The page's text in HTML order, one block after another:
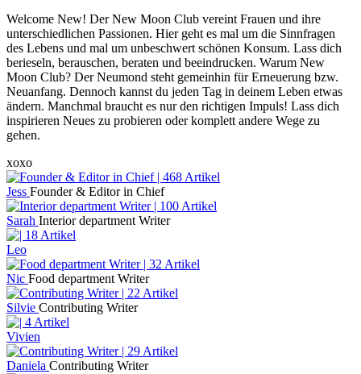
Welcome New! Der New Moon Club vereint Frauen und ihre
unterschiedlichen Passionen. Hier geht es mal um die Sinnfragen
des Lebens und mal um unbeschwert schönen Konsum. Lass dich
berieseln, berauschen, beraten und beeindrucken. Warum New
Moon Club? Der Neumond steht gemeinhin für Erneuerung bzw.
Neuanfang. Dennoch kannst du jeden Tag in deinem Leben etwas
ändern. Manchmal braucht es nur den richtigen Impuls! Lass dich
inspirieren Neues zu probieren oder komplett andere Wege zu
gehen.
xoxo
Jess Founder & Editor in Chief
Sarah Interior department Writer
Leo
Nic Food department Writer
Silvie Contributing Writer
Vivien
Daniela Contributing Writer